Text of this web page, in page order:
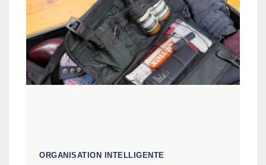
ORGANISATION INTELLIGENTE